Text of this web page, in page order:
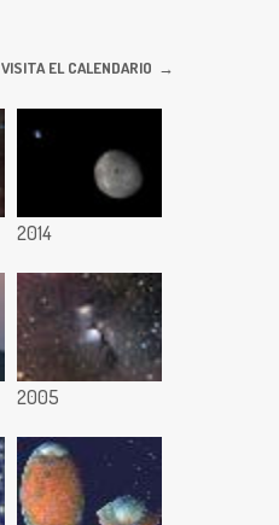
VISITA EL CALENDARIO
2014
2005